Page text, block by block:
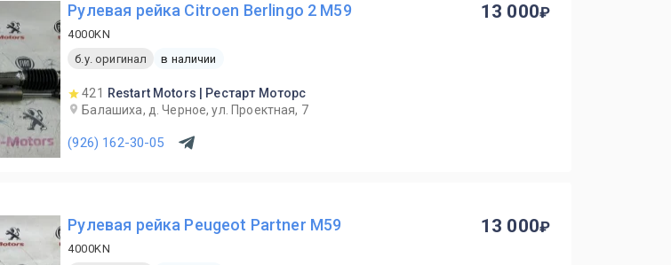
Рулевая рейка Citroen Berlingo 2 M59
4000KN
б.у. оригинал
в наличии
421
Restart Motors | Рестарт Моторс
Балашиха, д. Черное, ул. Проектная, 7
(926) 162-30-05
13 000
Рулевая рейка Peugeot Partner M59
4000KN
13 000